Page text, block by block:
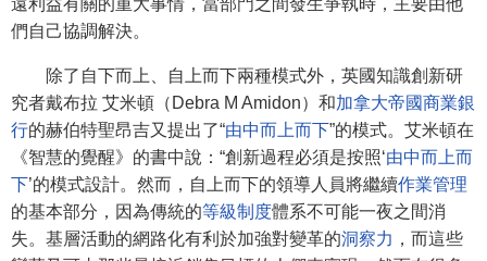
們自己協調解決。
除了自下而上、自上而下兩種模式外，英國知識創新研
究者戴布拉 艾米頓（Debra M Amidon）和加拿大帝國商業銀
行的赫伯特聖昂吉又提出了“由中而上而下”的模式。艾米頓在
《智慧的覺醒》的書中說：“創新過程必須是按照‘由中而上而
下’的模式設計。然而，自上而下的領導人員將繼續作業管理
的基本部分，因為傳統的等級制度體系不可能一夜之間消
失。基層活動的網路化有利於加強對變革的洞察力 ，而這些